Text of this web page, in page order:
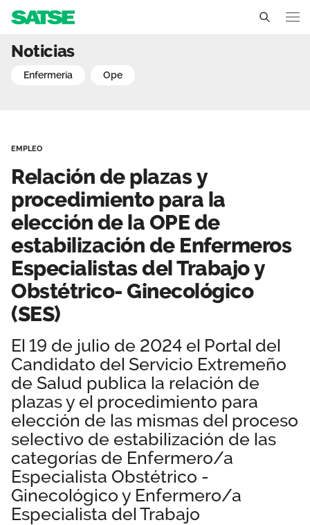
Delegados Sindicales
Estructura organizativa
Transparencia
Secciones sindicales
Servicios
Ventajas
Actualidad
Temas
Noticias
Sala de prensa
Documentos
Vídeos
Extremadura
Contáctanos
Únete
Relación de plazas y
Noticias
enfermería ope
EMPLEO
Relación de plazas y
procedimiento para la
elección de la OPE de
estabilización de Enfermeros
Especialistas del Trabajo y
Obstétrico- Ginecológico
(SES)
El 19 de julio de 2024 el Portal del
Candidato del Servicio Extremeño
de Salud publica la relación de
plazas y el procedimiento para
elección de las mismas del proceso
selectivo de estabilización de las
categorías de Enfermero/a
Especialista Obstétrico -
Ginecológico y Enfermero/a
Especialista del Trabajo